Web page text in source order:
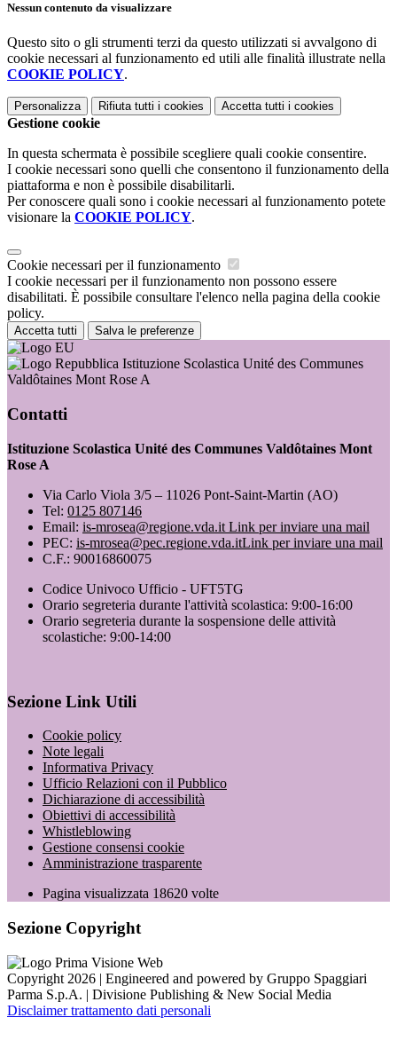
Nessun contenuto da visualizzare
Questo sito o gli strumenti terzi da questo utilizzati si avvalgono di
cookie necessari al funzionamento ed utili alle finalità illustrate nella
COOKIE POLICY.
Personalizza Rifiuta tutti i cookies Accetta tutti i cookies
Gestione cookie
In questa schermata è possibile scegliere quali cookie consentire.
I cookie necessari sono quelli che consentono il funzionamento della
piattaforma e non è possibile disabilitarli.
Per conoscere quali sono i cookie necessari al funzionamento potete
visionare la COOKIE POLICY.
Cookie necessari per il funzionamento
I cookie necessari per il funzionamento non possono essere
disabilitati. È possibile consultare l'elenco nella pagina della cookie
policy.
Accetta tutti Salva le preferenze
Istituzione Scolastica Unité des Communes
Valdôtaines Mont Rose A
Contatti
Istituzione Scolastica Unité des Communes Valdôtaines Mont
Rose A
Via Carlo Viola 3/5 – 11026 Pont-Saint-Martin (AO)
Tel: 0125 807146
Email: is-mrosea@regione.vda.it Link per inviare una mail
PEC: is-mrosea@pec.regione.vda.itLink per inviare una mail
C.F.: 90016860075
Codice Univoco Ufficio - UFT5TG
Orario segreteria durante l'attività scolastica: 9:00-16:00
Orario segreteria durante la sospensione delle attività
scolastiche: 9:00-14:00
Sezione Link Utili
Cookie policy
Note legali
Informativa Privacy
Ufficio Relazioni con il Pubblico
Dichiarazione di accessibilità
Obiettivi di accessibilità
Whistleblowing
Gestione consensi cookie
Amministrazione trasparente
Pagina visualizzata 18620 volte
Sezione Copyright
Copyright 2026 | Engineered and powered by Gruppo Spaggiari
Parma S.p.A. | Divisione Publishing & New Social Media
Disclaimer trattamento dati personali